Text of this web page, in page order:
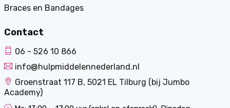
Braces en Bandages
Contact
06 - 526 10 866
info@hulpmiddelennederland.nl
Groenstraat 117 B, 5021 EL Tilburg (bij Jumbo
Academy)